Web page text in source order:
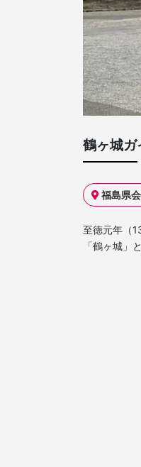
鶴ヶ城ガ
福島県
至徳元年（
「鶴ヶ城」